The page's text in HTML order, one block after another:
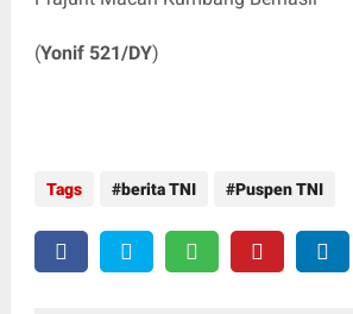
(Yonif 521/DY)
Tags berita TNI Puspen TNI